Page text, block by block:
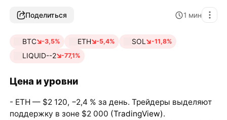
Поделиться 1 мин
BTC -3,5% ETH -5,4% SOL -11,8%
LIQUID--2 -77,1%
Цена и уровни
- ETH — $2 120, −2,4 % за день. Трейдеры выделяют
поддержку в зоне $2 000 (TradingView).